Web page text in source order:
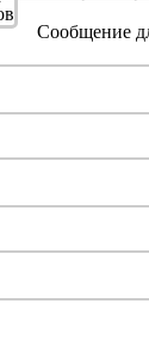
Сообщениe